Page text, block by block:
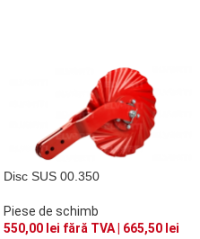
Disc SUS 00.350
Piese de schimb
550,00 lei fără TVA | 665,50 lei